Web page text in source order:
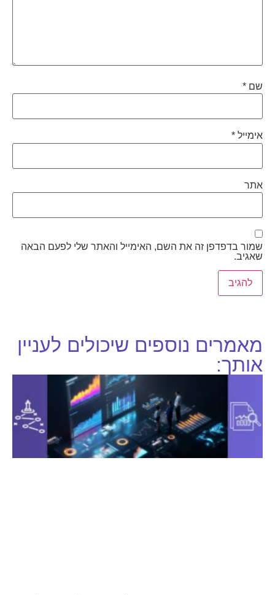
שם *
אימייל *
אתר
שמור בדפדפן זה את השם, האימייל והאתר שלי לפעם הבאה
שאגיב.
מאמרים נוספים שיכולים לעניין
אותך: